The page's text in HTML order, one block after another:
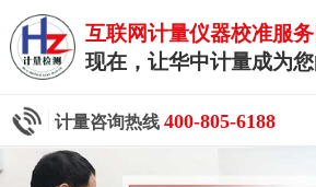
互联网计量仪器校准服
现在，让华中计量成为
计量咨询热线 400-805-6188